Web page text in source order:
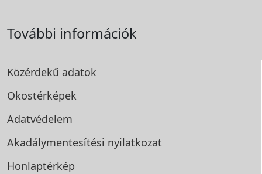
További információk
Közérdekű adatok
Okostérképek
Adatvédelem
Akadálymentesítési nyilatkozat
Honlaptérkép